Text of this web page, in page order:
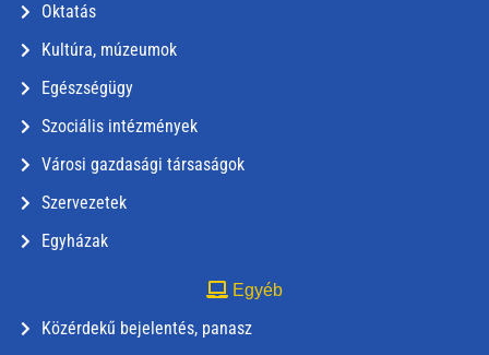
Oktatás
Kultúra, múzeumok
Egészségügy
Szociális intézmények
Városi gazdasági társaságok
Szervezetek
Egyházak
Egyéb
Közérdekű bejelentés, panasz